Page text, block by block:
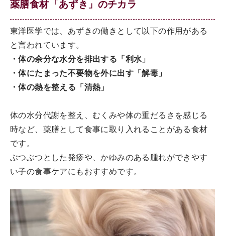
薬膳食材「あずき」のチカラ
東洋医学では、あずきの働きとして以下の作用がある
と言われています。
・体の余分な水分を排出する「利水」
・体にたまった不要物を外に出す「解毒」
・体の熱を整える「清熱」
体の水分代謝を整え、むくみや体の重だるさを感じる
時など、薬膳として食事に取り入れることがある食材
です。
ぶつぶつとした発疹や、かゆみのある腫れができやす
い子の食事ケアにもおすすめです。